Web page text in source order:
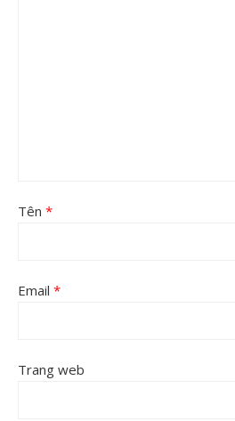
Tên *
Email *
Trang web